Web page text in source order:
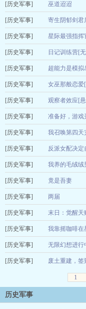
熊也
[历史军事] 巫道迢迢
雪又满平芜
[历史军事] 寄生阴郁剑君
金钩飘
[历史军事] 星际最强指挥
泽水在天
[历史军事] 日记训练营[
黑白双拼
[历史军事] 超能力是模拟
清供
[历史军事] 女巫那般恋爱
ashtray
[历史军事] 观察者效应[
暴走狸花猫
[历史军事] 准备好，游戏
柚前
[历史军事] 我召唤第四天
天选之人
[历史军事] 反派女配决定
奋斗咸鱼
[历史军事] 我养的毛绒绒
檀香染竹
[历史军事] 竟是吾妻
张不一
[历史军事] 两届
三五月明
[历史军事] 末日：觉醒天
云雪青
[历史军事] 我靠摇咖啡在
小栗籽
[历史军事] 无限幻想进行
宴钦
[历史军事] 废土重建，签
1
历史军事